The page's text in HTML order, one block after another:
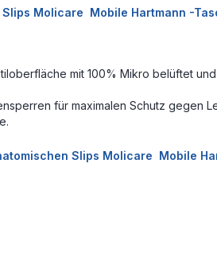
Molicare Mobile Hartmann -
mit 100% Mikro belüftet
für maximalen Schutz gegen
Slips Molicare Mobile